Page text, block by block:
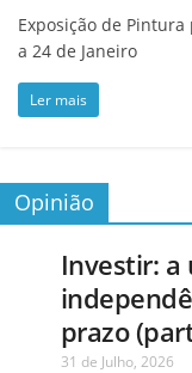
Exposição de
a 24 de Janeiro
Ler mais
Opinião
Investir: a
prazo
31 de Julho, 2026